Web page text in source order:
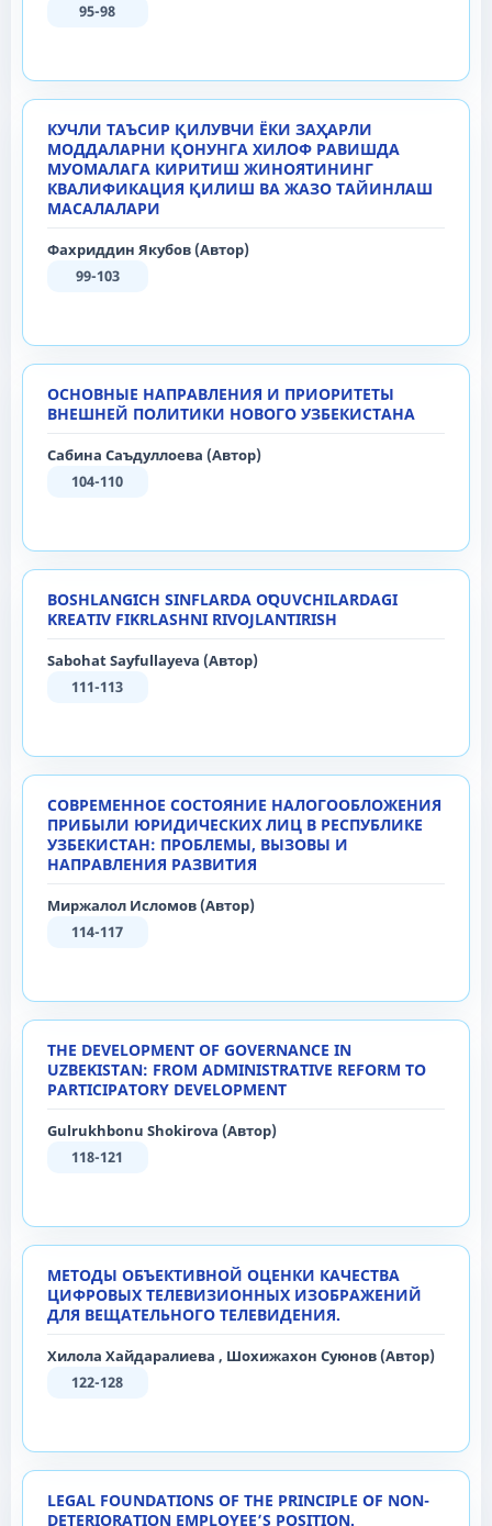
95-98
КУЧЛИ ТАЪСИР ҚИЛУВЧИ ЁКИ ЗАҲАРЛИ
МОДДАЛАРНИ ҚОНУНГА ХИЛОФ РАВИШДА
МУОМАЛАГА КИРИТИШ ЖИНОЯТИНИНГ
КВАЛИФИКАЦИЯ ҚИЛИШ ВА ЖАЗО ТАЙИНЛАШ
МАСАЛАЛАРИ
Фахриддин Якубов (Автор)
99-103
ОСНОВНЫЕ НАПРАВЛЕНИЯ И ПРИОРИТЕТЫ
ВНЕШНЕЙ ПОЛИТИКИ НОВОГО УЗБЕКИСТАНА
Сабина Саъдуллоева (Автор)
104-110
BOSHLANGʻICH SINFLARDA OʻQUVCHILARDAGI
KREATIV FIKRLASHNI RIVOJLANTIRISH
Sabohat Sayfullayeva (Автор)
111-113
СОВРЕМЕННОЕ СОСТОЯНИЕ НАЛОГООБЛОЖЕНИЯ
ПРИБЫЛИ ЮРИДИЧЕСКИХ ЛИЦ В РЕСПУБЛИКЕ
УЗБЕКИСТАН: ПРОБЛЕМЫ, ВЫЗОВЫ И
НАПРАВЛЕНИЯ РАЗВИТИЯ
Миржалол Ислoмов (Автор)
114-117
THE DEVELOPMENT OF GOVERNANCE IN
UZBEKISTAN: FROM ADMINISTRATIVE REFORM TO
PARTICIPATORY DEVELOPMENT
Gulrukhbonu Shokirova (Автор)
118-121
МЕТОДЫ ОБЪЕКТИВНОЙ ОЦЕНКИ КАЧЕСТВА
ЦИФРОВЫХ ТЕЛЕВИЗИОННЫХ ИЗОБРАЖЕНИЙ
ДЛЯ ВЕЩАТЕЛЬНОГО ТЕЛЕВИДЕНИЯ.
Хилола Хайдаралиева , Шохижахон Суюнов (Автор)
122-128
LEGAL FOUNDATIONS OF THE PRINCIPLE OF NON-
DETERIORATION EMPLOYEE’S POSITION.